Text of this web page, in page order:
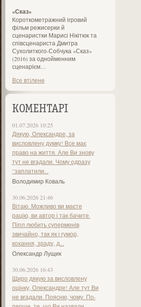
«Сказ»
Короткометражний ігровий
фільм режисерки й
сценаристки Марисі Нікітюк та
співсценариста Дмитра
Сухолиткого-Собчука «Сказ»
(2016) за однойменним
сценарієм…
Все втілене
КОМЕНТАРІ
01.07.2026 10:25
Дякую, Олександре, за
висловлену думку! Все має
право на життя. Але Ви знову
тут не вгадали. Чому одразу
"заплатили...
Володимир Коваль
30.06.2026 21:46
Вітаю. Можливо ви маєте
рацію, ви автор і так бачите.
Піпл любить суперменів
звичайно, так як і гумор,
кохання, зраду, д...
Олександр Лущик
30.06.2026 16:43
Щиро дякую за висловлену
оцінку, Олександре! Але тут Ви
не вгадали. Поясню, чому. По-